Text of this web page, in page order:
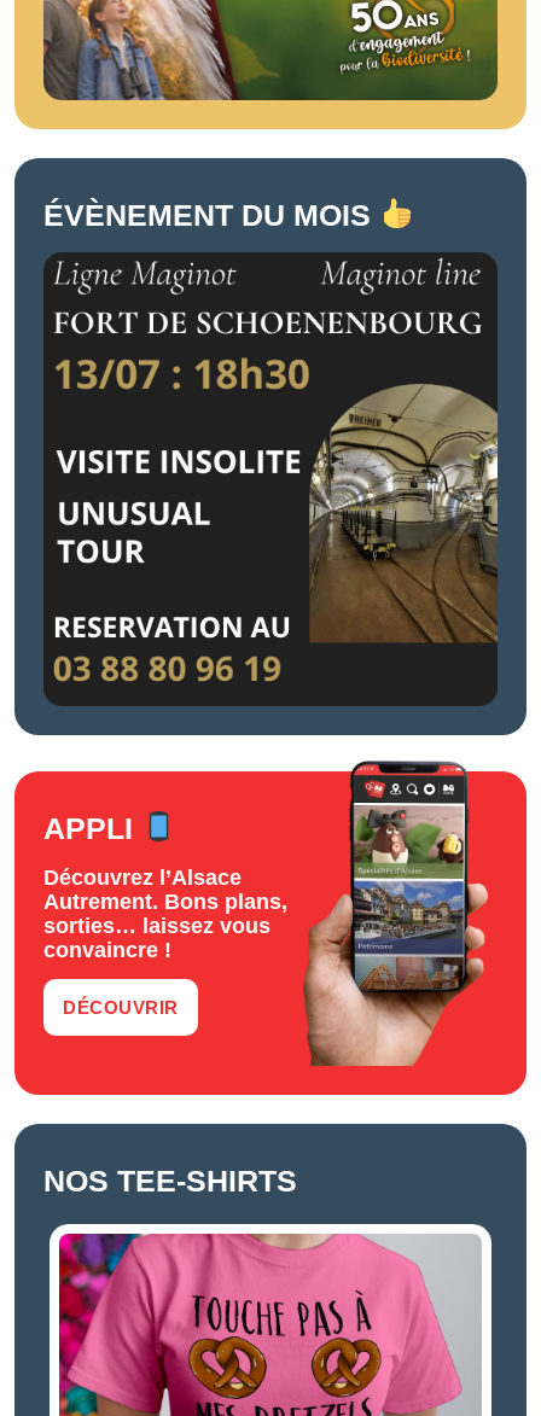
ÉVÈNEMENT DU MOIS
APPLI
Découvrez l’Alsace
Autrement. Bons plans,
sorties… laissez vous
convaincre !
DÉCOUVRIR
NOS TEE-SHIRTS